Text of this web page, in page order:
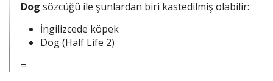
Dog sözcüğü ile şunlardan biri kastedilmiş olabilir:
İngilizcede köpek
Dog (Half Life 2)
=